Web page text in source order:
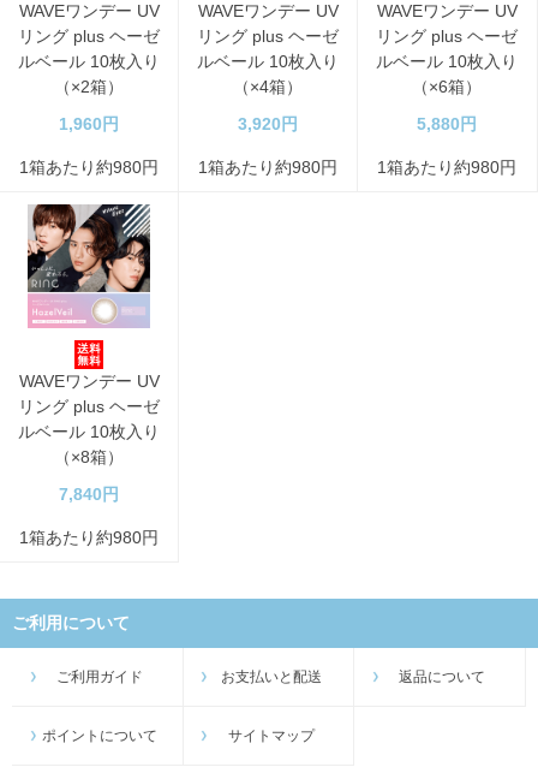
WAVEワンデー UV
リング plus ヘーゼ
ルベール 10枚入り
（×2箱）
1,960円
1箱あたり約980円
WAVEワンデー UV
リング plus ヘーゼ
ルベール 10枚入り
（×4箱）
3,920円
1箱あたり約980円
WAVEワンデー UV
リング plus ヘーゼ
ルベール 10枚入り
（×6箱）
5,880円
1箱あたり約980円
WAVEワンデー UV
リング plus ヘーゼ
ルベール 10枚入り
（×8箱）
7,840円
1箱あたり約980円
ご利用について
ご利用ガイド お支払いと配送 返品について
ポイントについて サイトマップ